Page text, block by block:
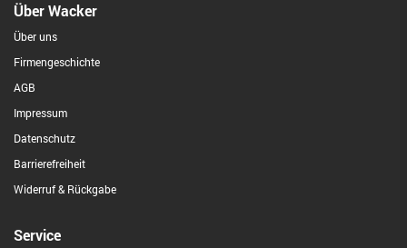
Über Wacker
Über uns
Firmengeschichte
AGB
Impressum
Datenschutz
Barrierefreiheit
Widerruf & Rückgabe
Service